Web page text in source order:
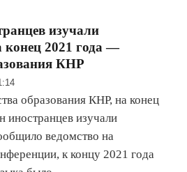
изучали
конец 2021 года —
КНР
образования КНР, на конец
иностранцев изучали
ведомство на
к концу 2021 года